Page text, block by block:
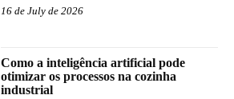
16 de July de 2026
Como a inteligência artificial pode
otimizar os processos na cozinha
industrial